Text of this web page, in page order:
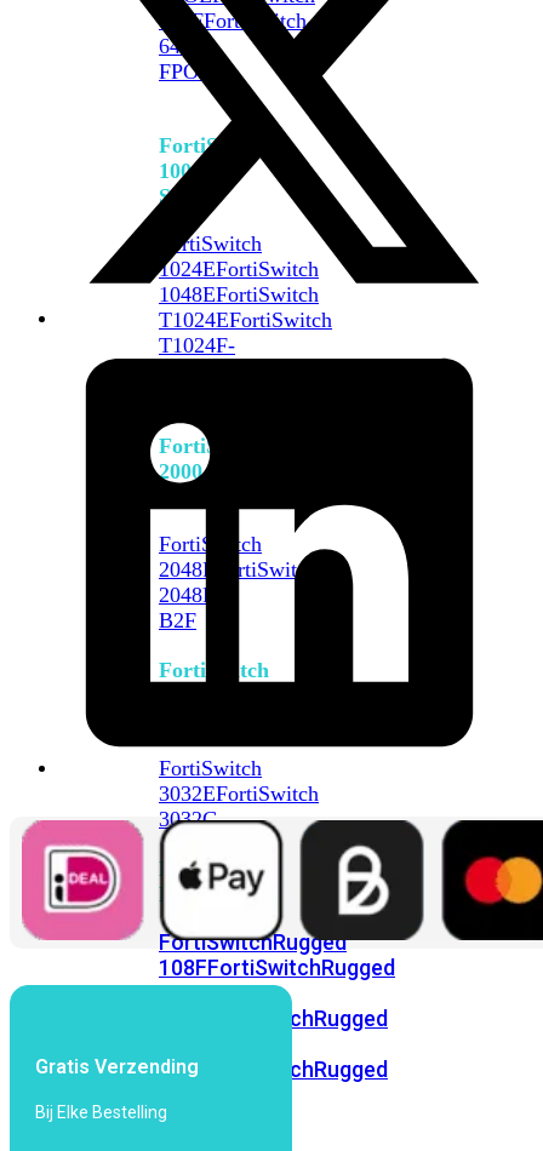
648FFortiSwitch
648F-
FPOE
FortiSwitch
1000
Series
FortiSwitch
1024EFortiSwitch
1048EFortiSwitch
T1024EFortiSwitch
T1024F-
FortiSwitch
2000
FortiSwitch
2048F
FortiSwitch
2048F-
B2F
FortiSwitch
FortiSwitch
3032EFortiSwitch
3032G
FortiSwitch
Ruggedized
FortiSwitchRugged
108FFortiSwitchRugged
112F-
FortiSwitchRugged
POE FortiSwitchRugged
POE
Gratis Verzending
Bij Elke Bestelling